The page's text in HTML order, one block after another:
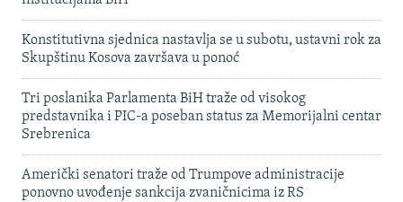
Konstitutivna sjednica nastavlja se u subotu, ustavni rok za
Skupštinu Kosova završava u ponoć
Tri poslanika Parlamenta BiH traže od visokog
predstavnika i PIC-a poseban status za Memorijalni centar
Srebrenica
Američki senatori traže od Trumpove administracije
ponovno uvođenje sankcija zvaničnicima iz RS